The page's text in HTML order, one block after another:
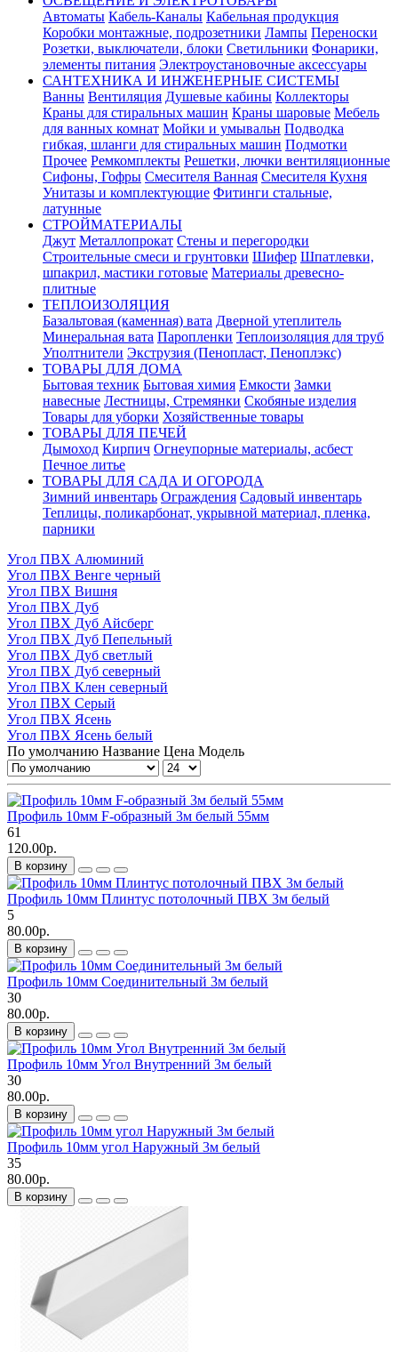
Автоматы Кабель-Каналы Кабельная продукция
Коробки монтажные, подрозетники Лампы Переноски
Розетки, выключатели, блоки Светильники Фонарики,
элементы питания Электроустановочные аксессуары
САНТЕХНИКА И ИНЖЕНЕРНЫЕ СИСТЕМЫ
Ванны Вентиляция Душевые кабины Коллекторы
Краны для стиральных машин Краны шаровые Мебель
для ванных комнат Мойки и умывальн Подводка
гибкая, шланги для стиральных машин Подмотки
Прочее Ремкомплекты Решетки, лючки вентиляционные
Сифоны, Гофры Смесителя Ванная Смесителя Кухня
Унитазы и комплектующие Фитинги стальные,
латунные
СТРОЙМАТЕРИАЛЫ
Джут Металлопрокат Стены и перегородки
Строительные смеси и грунтовки Шифер Шпатлевки,
шпакрил, мастики готовые Материалы древесно-
плитные
ТЕПЛОИЗОЛЯЦИЯ
Базальтовая (каменная) вата Дверной утеплитель
Минеральная вата Паропленки Теплоизоляция для труб
Уполтнители Экструзия (Пенопласт, Пеноплэкс)
ТОВАРЫ ДЛЯ ДОМА
Бытовая техник Бытовая химия Емкости Замки
навесные Лестницы, Стремянки Скобяные изделия
Товары для уборки Хозяйственные товары
ТОВАРЫ ДЛЯ ПЕЧЕЙ
Дымоход Кирпич Огнеупорные материалы, асбест
Печное литье
ТОВАРЫ ДЛЯ САДА И ОГОРОДА
Зимний инвентарь Ограждения Садовый инвентарь
Теплицы, поликарбонат, укрывной материал, пленка,
парники
Угол ПВХ Алюминий
Угол ПВХ Венге черный
Угол ПВХ Вишня
Угол ПВХ Дуб
Угол ПВХ Дуб Айсберг
Угол ПВХ Дуб Пепельный
Угол ПВХ Дуб светлый
Угол ПВХ Дуб северный
Угол ПВХ Клен северный
Угол ПВХ Серый
Угол ПВХ Ясень
Угол ПВХ Ясень белый
По умолчанию Название Цена Модель
Профиль 10мм F-образный 3м белый 55мм
61
120.00р.
В корзину
Профиль 10мм Плинтус потолочный ПВХ 3м белый
5
80.00р.
В корзину
Профиль 10мм Соединительный 3м белый
30
80.00р.
В корзину
Профиль 10мм Угол Внутренний 3м белый
30
80.00р.
В корзину
Профиль 10мм угол Наружный 3м белый
35
80.00р.
В корзину